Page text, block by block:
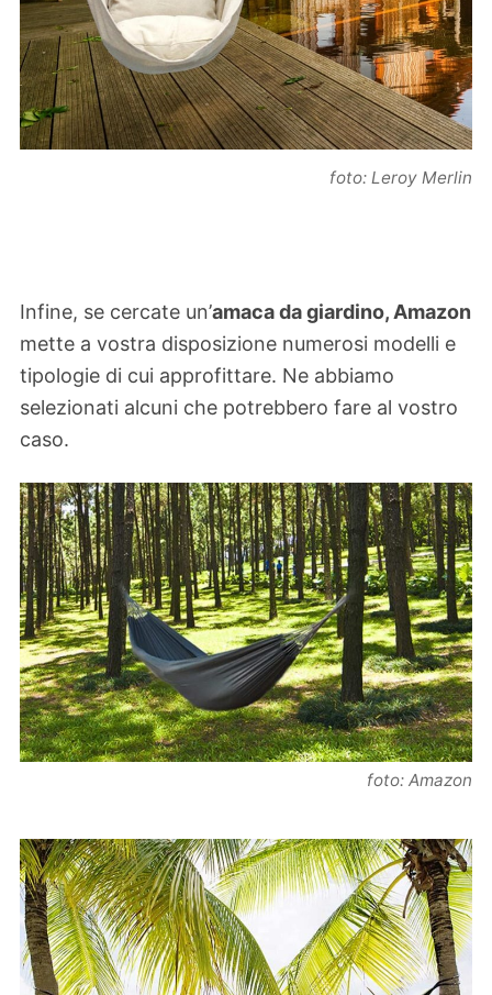
foto: Leroy Merlin
Infine, se cercate un’amaca da giardino, Amazon
mette a vostra disposizione numerosi modelli e
tipologie di cui approfittare. Ne abbiamo
selezionati alcuni che potrebbero fare al vostro
caso.
foto: Amazon